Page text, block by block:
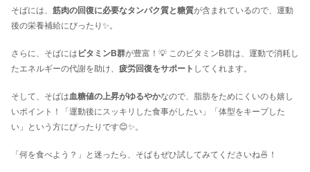
そばには、 筋肉の回復に必要なタンパク質と糖質が含まれているので、運動
後の栄養補給にぴったり✨。
さらに、そばには ビタミンB群が豊富！💡 このビタミンB群は、運動で消耗し
たエネルギーの代謝を助け、 疲労回復をサポート してくれます。
そして、そばは血糖値の上昇がゆるやかなので、脂肪をためにくいのも嬉し
いポイント！「運動後にスッキリした食事がしたい」「体型をキープした
い」という方にぴったりです😊✨。
「何を食べよう？」と迷ったら、そばもぜひ試してみてくださいね🍜！